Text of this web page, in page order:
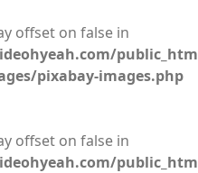
offset on false in
pixabay-images.php
offset on false in